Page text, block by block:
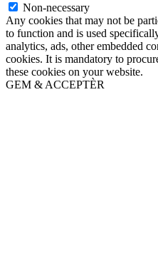
Non-necessary
Any cookies that may not be
to function and is used
analytics, ads, other embedded
cookies. It is mandatory to
these cookies on your website.
GEM & ACCEPTÈR